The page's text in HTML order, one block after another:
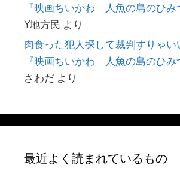
『映画ちいかわ 人魚の島のひみ
Y地方民 より
肉食った犯人探して裁判すりゃ
『映画ちいかわ 人魚の島のひみ
さわだ より
最近よく読まれているもの